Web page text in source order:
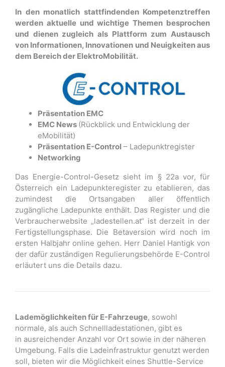
In den monatlich stattfindenden Kompetenztreffen
werden aktuelle und wichtige Themen besprochen
und dienen zugleich als Plattform zum Austausch
von Informationen, Innovationen und Neuigkeiten aus
dem Bereich der ElektroMobilität.
Präsentation EMC
EMC News (Rückblick und Entwicklung der
eMobilität)
Präsentation E-Control – Ladepunktregister
Networking
Das Energie-Control-Gesetz sieht im § 22a vor, für
Österreich ein Ladepunkteregister zu etablieren, das
zumindest die Ortsangaben aller öffentlich
zugängliche Ladepunkte enthält. Das Register und die
Verbraucherwebsite „ladestellen.at“ ist derzeit in der
Fertigstellungsphase. Die Betaversion wird noch im
ersten Halbjahr online gehen. Herr Daniel Hantigk von
der dafür zuständigen Regulierungsbehörde E-Control
erläutert uns die Details dazu.
Lademöglichkeiten für E-Fahrzeuge, sowohl
normale, als auch Schnellladestationen, gibt es
in ausreichender Anzahl vor Ort sowie in der näheren
Umgebung. Falls die Ladeinfrastruktur genutzt werden
soll, bieten wir die Möglichkeit eines Shuttle-Service